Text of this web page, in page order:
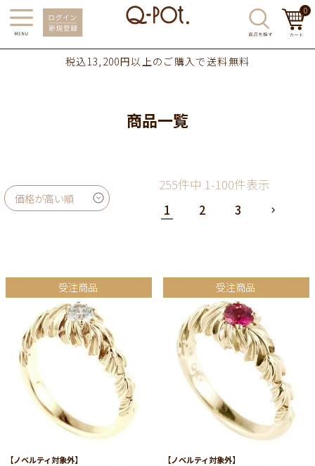
0
税込13,200円以上のご購入で送料無料
商品一覧
価格が高い順
255件中 1 -100件表示
1
2 3
受注商品
【ノベルティ対象外】
受注商品
【ノベルティ対象外】